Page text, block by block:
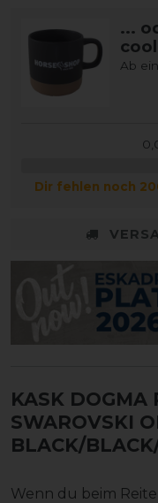
...
Ab
Dir fehlen noch
KASK DOGMA
SWAROVSKI
BLACK/
Wenn du beim